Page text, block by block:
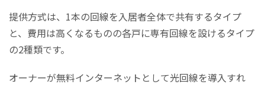
全戸導入プランは事前周知を徹底する
マンションの価値をさらに高めるおすすめ設備
クラウド防犯カメラで入居者の安心感を高める
スマートロックで入退去管理を効率化
提供方式は、1本の回線を入居者全体で共有するタイプ
と、費用は高くなるものの各戸に専有回線を設けるタイプ
の2種類です。
オーナーが無料インターネットとして光回線を導入すれ